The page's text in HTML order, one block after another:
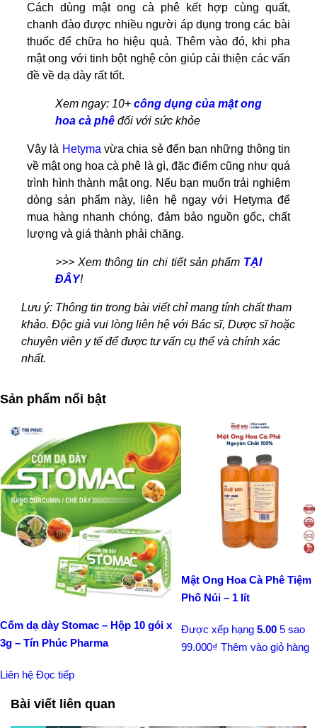
Cách dùng mật ong cà phê kết hợp cùng quất,
chanh đào được nhiều người áp dụng trong các bài
thuốc để chữa ho hiệu quả. Thêm vào đó, khi pha
mật ong với tinh bột nghệ còn giúp cải thiện các vấn
đề về dạ dày rất tốt.
Xem ngay: 10+ công dụng của mật ong
hoa cà phê đối với sức khỏe
Vậy là Hetyma vừa chia sẻ đến bạn những thông tin
về mật ong hoa cà phê là gì, đặc điểm cũng như quá
trình hình thành mật ong. Nếu bạn muốn trải nghiệm
dòng sản phẩm này, liên hệ ngay với Hetyma để
mua hàng nhanh chóng, đảm bảo nguồn gốc, chất
lượng và giá thành phải chăng.
>>> Xem thông tin chi tiết sản phẩm TẠI
ĐÂY!
Lưu ý: Thông tin trong bài viết chỉ mang tính chất tham
khảo. Độc giả vui lòng liên hệ với Bác sĩ, Dược sĩ hoặc
chuyên viên y tế để được tư vấn cụ thể và chính xác
nhất.
Sản phẩm nổi bật
Cốm dạ dày Stomac – Hộp 10 gói x
3g – Tín Phúc Pharma
Liên hệ Đọc tiếp
Mật Ong Hoa Cà Phê Tiệm
Phố Núi – 1 lít
Được xếp hạng 5.00 5 sao
99.000₫ Thêm vào giỏ hàng
Bài viết liên quan